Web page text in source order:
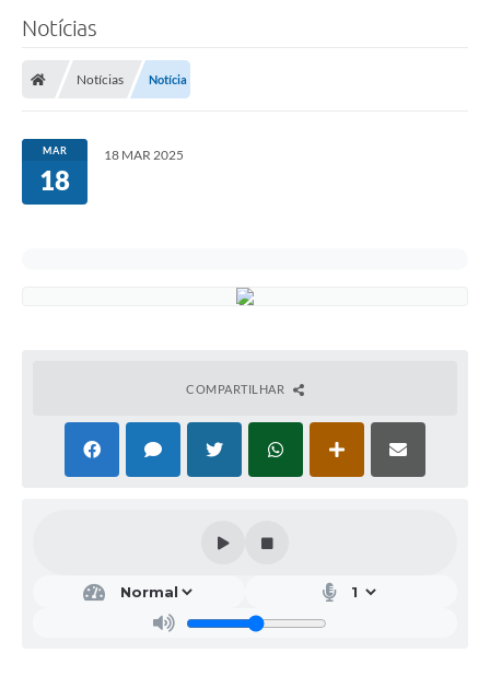
Notícias
Notícias Notícia
MAR
18
18 MAR 2025
COMPARTILHAR